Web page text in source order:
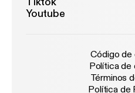
Youtube
Código
Política de
Términos
Política de